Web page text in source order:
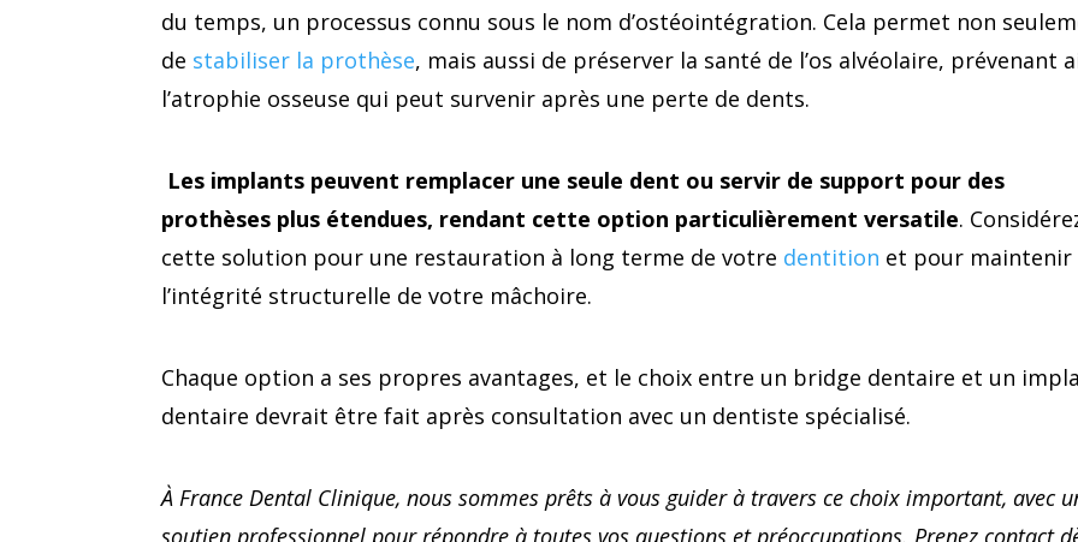
du temps, un processus connu sous le nom d’ostéointégration. Cela permet non
de stabiliser la prothèse, mais aussi de préserver la santé de l’os alvéolaire, prévenant
l’atrophie osseuse qui peut survenir après une perte de dents.
Les implants peuvent remplacer une seule dent ou servir de support pour des
prothèses plus étendues, rendant cette option particulièrement versatile.
cette solution pour une restauration à long terme de votre dentition et pour maintenir
l’intégrité structurelle de votre mâchoire.
Chaque option a ses propres avantages, et le choix entre un bridge dentaire et un
dentaire devrait être fait après consultation avec un dentiste spécialisé.
À France Dental Clinique, nous sommes prêts à vous guider à travers ce choix important, avec